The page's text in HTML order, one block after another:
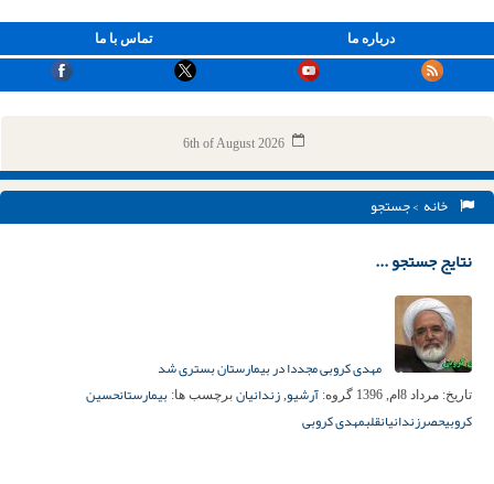
تماس با ما درباره ما
6th of August 2026
خانه > جستجو
نتایج جستجو ...
مهدی کروبی مجددا در بیمارستان بستری شد
تاریخ: مرداد 8ام, 1396 گروه: آرشیو, زندانیان برچسب ها: بیمارستانحسین
کروبیحصرزندانیانقلبمهدی کروبی